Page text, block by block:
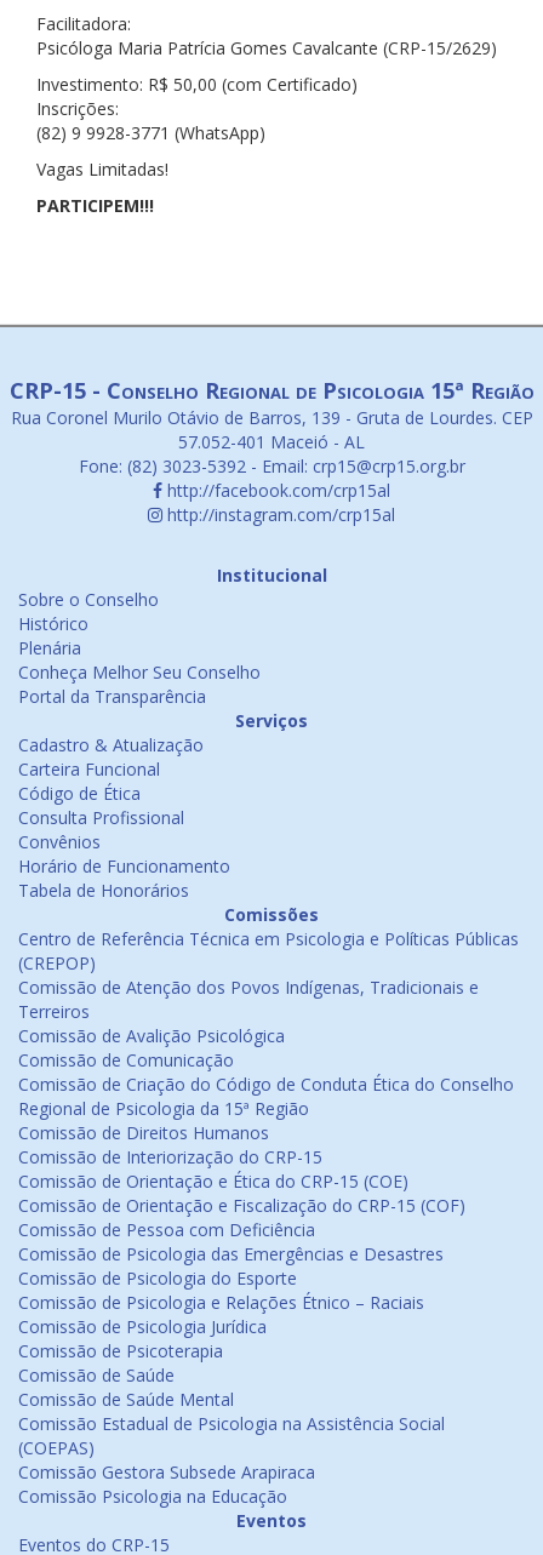
Facilitadora:
Psicóloga Maria Patrícia Gomes Cavalcante (CRP-15/2629)
Investimento: R$ 50,00 (com Certificado)
Inscrições:
(82) 9 9928-3771 (WhatsApp)
Vagas Limitadas!
PARTICIPEM!!!
CRP-15 - Conselho Regional de Psicologia 15ª Região
Rua Coronel Murilo Otávio de Barros, 139 - Gruta de Lourdes. CEP
57.052-401 Maceió - AL
Fone: (82) 3023-5392 - Email: crp15@crp15.org.br
http://facebook.com/crp15al
http://instagram.com/crp15al
Institucional
Sobre o Conselho
Histórico
Plenária
Conheça Melhor Seu Conselho
Portal da Transparência
Serviços
Cadastro & Atualização
Carteira Funcional
Código de Ética
Consulta Profissional
Convênios
Horário de Funcionamento
Tabela de Honorários
Comissões
Centro de Referência Técnica em Psicologia e Políticas Públicas
(CREPOP)
Comissão de Atenção dos Povos Indígenas, Tradicionais e
Terreiros
Comissão de Avalição Psicológica
Comissão de Comunicação
Comissão de Criação do Código de Conduta Ética do Conselho
Regional de Psicologia da 15ª Região
Comissão de Direitos Humanos
Comissão de Interiorização do CRP-15
Comissão de Orientação e Ética do CRP-15 (COE)
Comissão de Orientação e Fiscalização do CRP-15 (COF)
Comissão de Pessoa com Deficiência
Comissão de Psicologia das Emergências e Desastres
Comissão de Psicologia do Esporte
Comissão de Psicologia e Relações Étnico – Raciais
Comissão de Psicologia Jurídica
Comissão de Psicoterapia
Comissão de Saúde
Comissão de Saúde Mental
Comissão Estadual de Psicologia na Assistência Social
(COEPAS)
Comissão Gestora Subsede Arapiraca
Comissão Psicologia na Educação
Eventos
Eventos do CRP-15